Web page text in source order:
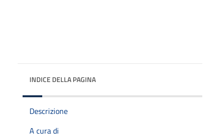
INDICE DELLA PAGINA
Descrizione
A cura di